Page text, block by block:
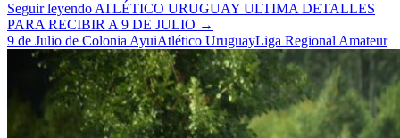
Seguir leyendoATLÉTICO URUGUAY ULTIMA DETALLES
PARA RECIBIR A 9 DE JULIO →
9 de Julio de Colonia AyuiAtlético UruguayLiga Regional Amateur